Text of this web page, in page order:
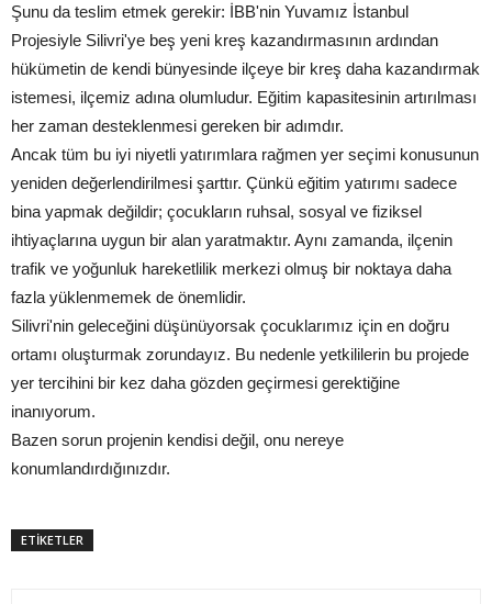
Şunu da teslim etmek gerekir: İBB'nin Yuvamız İstanbul
Projesiyle Silivri'ye beş yeni kreş kazandırmasının ardından
hükümetin de kendi bünyesinde ilçeye bir kreş daha kazandırmak
istemesi, ilçemiz adına olumludur. Eğitim kapasitesinin artırılması
her zaman desteklenmesi gereken bir adımdır.
Ancak tüm bu iyi niyetli yatırımlara rağmen yer seçimi konusunun
yeniden değerlendirilmesi şarttır. Çünkü eğitim yatırımı sadece
bina yapmak değildir; çocukların ruhsal, sosyal ve fiziksel
ihtiyaçlarına uygun bir alan yaratmaktır. Aynı zamanda, ilçenin
trafik ve yoğunluk hareketlilik merkezi olmuş bir noktaya daha
fazla yüklenmemek de önemlidir.
Silivri'nin geleceğini düşünüyorsak çocuklarımız için en doğru
ortamı oluşturmak zorundayız. Bu nedenle yetkililerin bu projede
yer tercihini bir kez daha gözden geçirmesi gerektiğine
inanıyorum.
Bazen sorun projenin kendisi değil, onu nereye
konumlandırdığınızdır.
ETİKETLER